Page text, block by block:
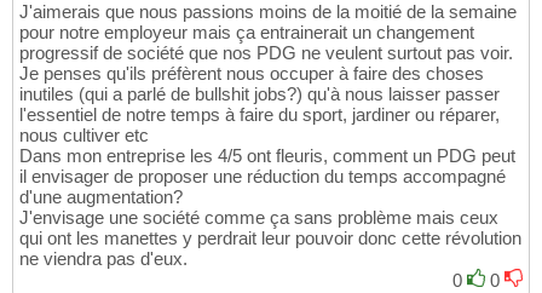
J'aimerais que nous passions moins de la moitié de la semaine
pour notre employeur mais ça entrainerait un changement
progressif de société que nos PDG ne veulent surtout pas voir.
Je penses qu'ils préfèrent nous occuper à faire des choses
inutiles (qui a parlé de bullshit jobs?) qu'à nous laisser passer
l'essentiel de notre temps à faire du sport, jardiner ou réparer,
nous cultiver etc
Dans mon entreprise les 4/5 ont fleuris, comment un PDG peut
il envisager de proposer une réduction du temps accompagné
d'une augmentation?
J'envisage une société comme ça sans problème mais ceux
qui ont les manettes y perdrait leur pouvoir donc cette révolution
ne viendra pas d'eux.
0
0